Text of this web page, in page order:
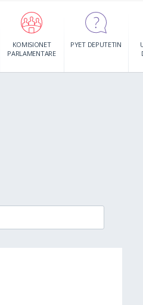
KOMISIONET
PARLAMENTARE
PYET DEPUTETIN